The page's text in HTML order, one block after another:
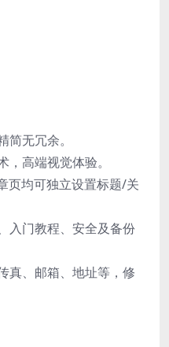
简无冗余。
高端视觉体验。
页均可独立设置标题/关
入门教程、安全及备份
真、邮箱、地址等，修